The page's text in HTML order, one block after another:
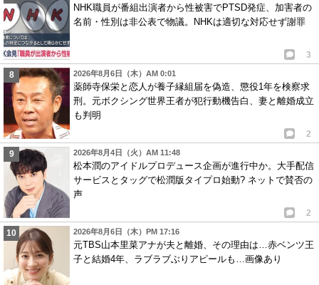
NHK職員が番組出演者から性被害でPTSD発症、加害者の
名前・性別は非公表で物議。NHKは適切な対応せず謝罪
3
2026年8月6日（木）AM 0:01
薬師寺保栄と恋人が養子縁組届を偽造、懲役1年を検察求
刑。元ボクシング世界王者が犯行動機告白、妻と離婚成立
も判明
2
2026年8月4日（火）AM 11:48
松本潤のアイドルプロデュース企画が進行中か。大手配信
サービスとタッグで松潤版タイプロ始動? ネットで賛否の
声
2
2026年8月6日（木）PM 17:16
元TBS山本里菜アナが夫と離婚、その理由は…赤ベンツ王
子と結婚4年、ラブラブぶりアピールも…画像あり